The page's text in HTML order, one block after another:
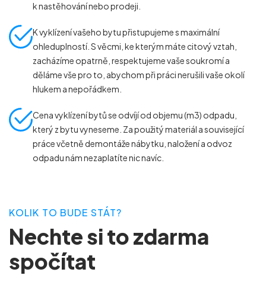
k nastěhování nebo prodeji.
K vyklízení vašeho bytu přistupujeme s maximální
ohleduplností. S věcmi, ke kterým máte citový vztah,
zacházíme opatrně, respektujeme vaše soukromí a
děláme vše pro to, abychom při práci nerušili vaše okolí
hlukem a nepořádkem.
Cena vyklízení bytů se odvíjí od objemu (m3) odpadu,
který z bytu vyneseme. Za použitý materiál a související
práce včetně demontáže nábytku, naložení a odvoz
odpadu nám nezaplatíte nic navíc.
KOLIK TO BUDE STÁT?
Nechte si to zdarma
spočítat